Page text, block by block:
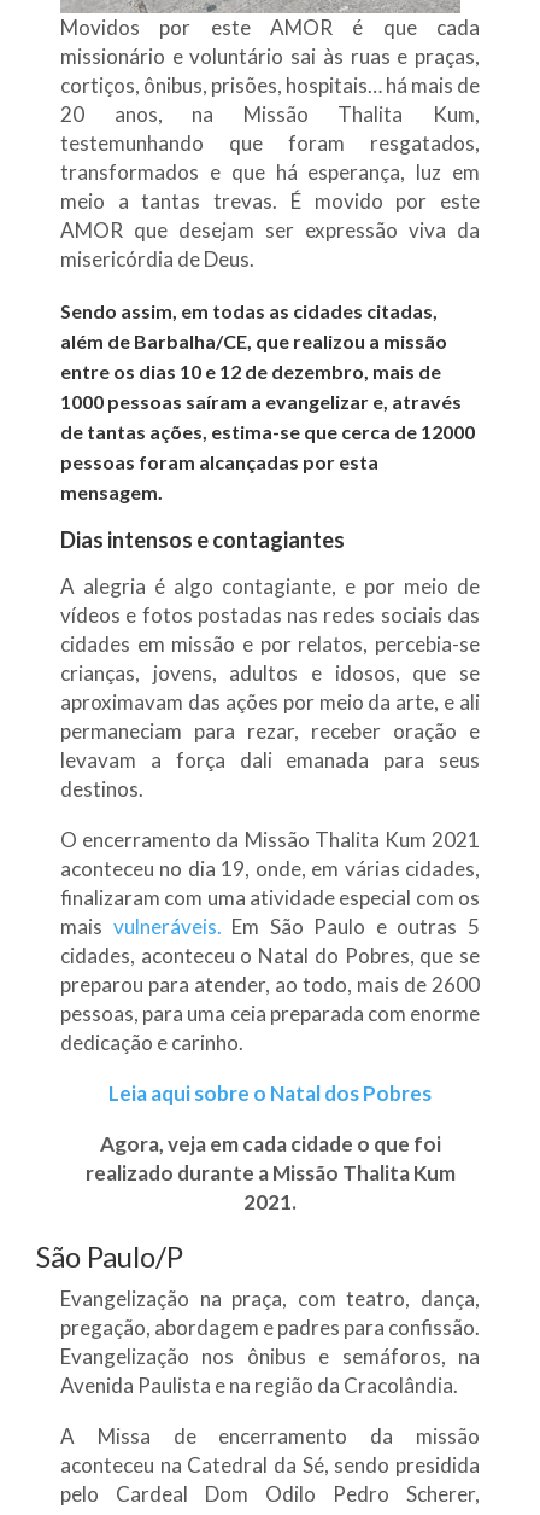
Movidos por este AMOR é que cada
missionário e voluntário sai às ruas e praças,
cortiços, ônibus, prisões, hospitais… há mais de
20 anos, na Missão Thalita Kum,
testemunhando que foram resgatados,
transformados e que há esperança, luz em
meio a tantas trevas. É movido por este
AMOR que desejam ser expressão viva da
misericórdia de Deus.
Sendo assim, em todas as cidades citadas,
além de Barbalha/CE, que realizou a missão
entre os dias 10 e 12 de dezembro, mais de
1000 pessoas saíram a evangelizar e, através
de tantas ações, estima-se que cerca de 12000
pessoas foram alcançadas por esta
mensagem.
Dias intensos e contagiantes
A alegria é algo contagiante, e por meio de
vídeos e fotos postadas nas redes sociais das
cidades em missão e por relatos, percebia-se
crianças, jovens, adultos e idosos, que se
aproximavam das ações por meio da arte, e ali
permaneciam para rezar, receber oração e
levavam a força dali emanada para seus
destinos.
O encerramento da Missão Thalita Kum 2021
aconteceu no dia 19, onde, em várias cidades,
finalizaram com uma atividade especial com os
mais vulneráveis. Em São Paulo e outras 5
cidades, aconteceu o Natal do Pobres, que se
preparou para atender, ao todo, mais de 2600
pessoas, para uma ceia preparada com enorme
dedicação e carinho.
Leia aqui sobre o Natal dos Pobres
Agora, veja em cada cidade o que foi
realizado durante a Missão Thalita Kum
2021.
São Paulo/P
Evangelização na praça, com teatro, dança,
pregação, abordagem e padres para confissão.
Evangelização nos ônibus e semáforos, na
Avenida Paulista e na região da Cracolândia.
A Missa de encerramento da missão
aconteceu na Catedral da Sé, sendo presidida
pelo Cardeal Dom Odilo Pedro Scherer,